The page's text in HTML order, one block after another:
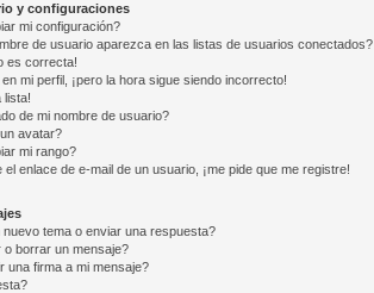
y configuraciones
mi configuración?
de usuario aparezca en las listas de usuarios conectados?
es correcta!
mi perfil, ¡pero la hora sigue siendo incorrecto!
lista!
de mi nombre de usuario?
avatar?
mi rango?
enlace de e-mail de un usuario, ¡me pide que me registre!
tema o enviar una respuesta?
o borrar un mensaje?
una firma a mi mensaje?